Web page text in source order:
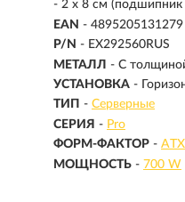
- 2 x 8 см (подшипник
EAN - 4895205131279
P/N - EX292560RUS
МЕТАЛЛ - С
УСТАНОВКА -
ТИП - Серверные
СЕРИЯ - Pro
ФОРМ-ФАКТОР - ATX
МОЩНОСТЬ - 700 W